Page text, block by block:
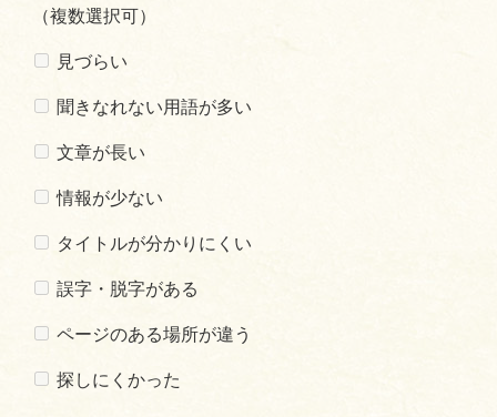
（複数選択可）
見づらい
聞きなれない用語が多い
文章が長い
情報が少ない
タイトルが分かりにくい
誤字・脱字がある
ページのある場所が違う
探しにくかった